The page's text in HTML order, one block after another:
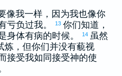
像我一样，因为我也像你
亏负过我。
13 你们知道，
身体有病的时候。
14 虽然
炼，但你们并没有藐视
接受我如同接受神的使